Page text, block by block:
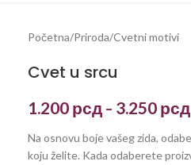
Početna/Priroda/Cvetni motivi
Cvet u srcu
1.200 рсд – 3.250 рсд
Na osnovu boje vašeg zida,
koju želite. Kada odaberete